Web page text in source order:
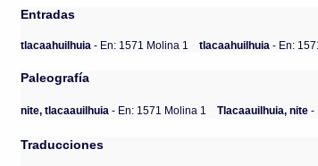
Entradas
tlacaahuilhuia- En: 1571 Molina 1 tlacaahuilhuia- En:
Paleografía
nite, tlacaauilhuia - En: 1571 Molina 1 Tlacaauilhuia, nite -
Traducciones